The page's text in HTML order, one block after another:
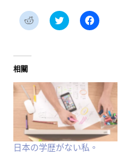
分
享
開
啟)
分
享
開
啟)
按
一
新
視
窗
中
開
啟)
相關
日本の学歴がない私。